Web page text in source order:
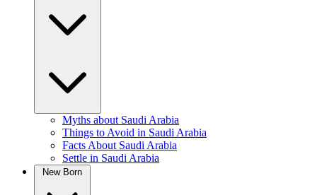
Myths about Saudi Arabia
Things to Avoid in Saudi Arabia
Facts About Saudi Arabia
Settle in Saudi Arabia